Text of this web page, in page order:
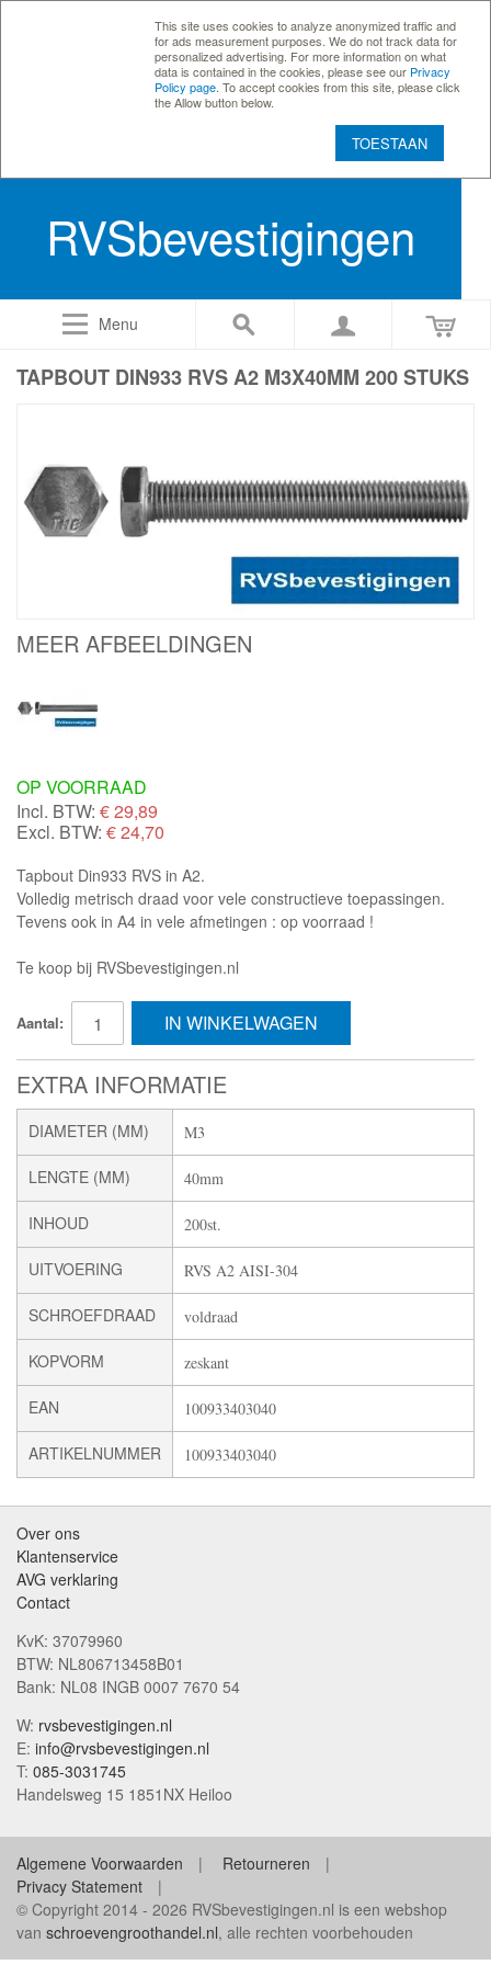
This site uses cookies to analyze anonymized traffic and
for ads measurement purposes. We do not track data for
personalized advertising. For more information on what
data is contained in the cookies, please see our Privacy
Policy page . To accept cookies from this site, please click
the Allow button below.
TOESTAAN
RVSbevestigingen
Menu
TAPBOUT DIN933 RVS A2 M3X40MM 200 STUKS
MEER AFBEELDINGEN
OP VOORRAAD
Incl. BTW: €29,89
Excl. BTW: € 24,70
Tapbout Din933 RVS in A2.
Volledig metrisch draad voor vele constructieve toepassingen.
Tevens ook in A4 in vele afmetingen : op voorraad !
Te koop bij RVSbevestigingen.nl
Aantal: IN WINKELWAGEN
EXTRA INFORMATIE
DIAMETER (MM) M3
LENGTE (MM) 40mm
INHOUD 200st.
UITVOERING RVS A2 AISI-304
SCHROEFDRAAD voldraad
KOPVORM zeskant
EAN 100933403040
ARTIKELNUMMER 100933403040
Over ons
Klantenservice
AVG verklaring
Contact
KvK: 37079960
BTW: NL806713458B01
Bank: NL08 INGB 0007 7670 54
W: rvsbevestigingen.nl
E: info@rvsbevestigingen.nl
T: 085-3031745
Handelsweg 15 1851NX Heiloo
Algemene Voorwaarden
Retourneren
Privacy Statement
© Copyright 2014 - 2026 RVSbevestigingen.nl is een webshop
van schroevengroothandel.nl, alle rechten voorbehouden